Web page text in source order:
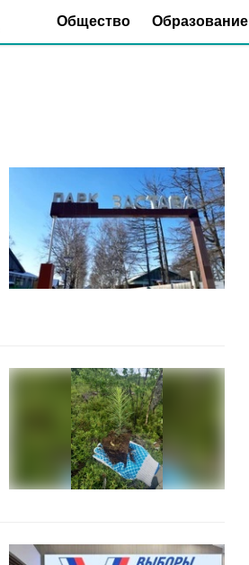
Общество Образование